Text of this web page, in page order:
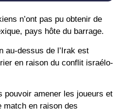
n’ont pas pu obtenir de
pays hôte du barrage.
au-dessus de l’Irak est
en raison du conflit israélo-
pouvoir amener les joueurs et
match en raison des